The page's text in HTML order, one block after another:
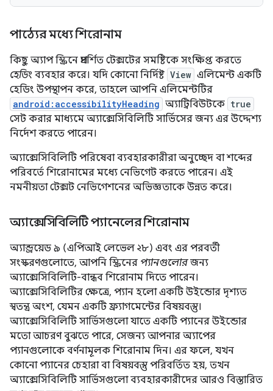
পাঠ্যের মধ্যে শিরোনাম
কিছু অ্যাপ স্ক্রিনে প্রদর্শিত টেক্সটের সমষ্টিকে সংক্ষিপ্ত করতে
হেডিং ব্যবহার করে। যদি কোনো নির্দিষ্ট View এলিমেন্ট একটি
হেডিং উপস্থাপন করে, তাহলে আপনি এলিমেন্টটির
android:accessibilityHeading অ্যাট্রিবিউটকে true
সেট করার মাধ্যমে অ্যাক্সেসিবিলিটি সার্ভিসের জন্য এর উদ্দেশ্য
নির্দেশ করতে পারেন।
অ্যাক্সেসিবিলিটি পরিষেবা ব্যবহারকারীরা অনুচ্ছেদ বা শব্দের
পরিবর্তে শিরোনামের মধ্যে নেভিগেট করতে পারেন। এই
নমনীয়তা টেক্সট নেভিগেশনের অভিজ্ঞতাকে উন্নত করে।
অ্যাক্সেসিবিলিটি প্যানেলের শিরোনাম
অ্যান্ড্রয়েড ৯ (এপিআই লেভেল ২৮) এবং এর পরবর্তী
সংস্করণগুলোতে, আপনি স্ক্রিনের প্যানগুলোরজন্য
অ্যাক্সেসিবিলিটি-বান্ধব শিরোনাম দিতে পারেন।
অ্যাক্সেসিবিলিটির ক্ষেত্রে, প্যান হলো একটি উইন্ডোর দৃশ্যত
স্বতন্ত্র অংশ, যেমন একটি ফ্র্যাগমেন্টের বিষয়বস্তু।
অ্যাক্সেসিবিলিটি সার্ভিসগুলো যাতে একটি প্যানের উইন্ডোর
মতো আচরণ বুঝতে পারে, সেজন্য আপনার অ্যাপের
প্যানগুলোকে বর্ণনামূলক শিরোনাম দিন। এর ফলে, যখন
কোনো প্যানের চেহারা বা বিষয়বস্তু পরিবর্তিত হয়, তখন
অ্যাক্সেসিবিলিটি সার্ভিসগুলো ব্যবহারকারীদের আরও বিস্তারিত